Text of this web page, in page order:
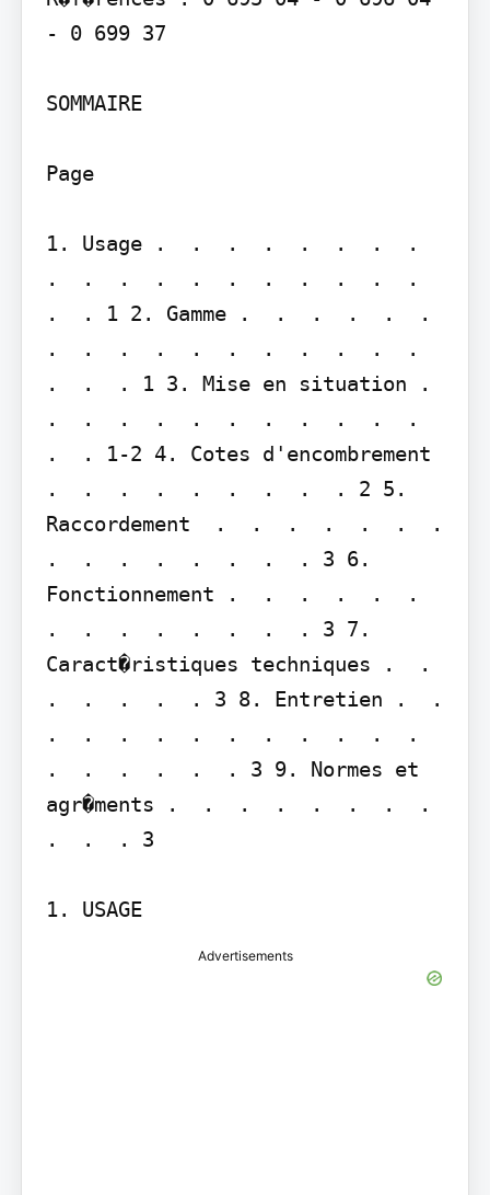
- 0 699 37
SOMMAIRE
Page
1. Usage .  .  .  .  .  .  .  .
.  .  .  .  .  .  .  .  .  .  .
.  . 1 2. Gamme .  .  .  .  .  .
.  .  .  .  .  .  .  .  .  .  .
.  .  . 1 3. Mise en situation .
.  .  .  .  .  .  .  .  .  .  .
.  . 1-2 4. Cotes d'encombrement
.  .  .  .  .  .  .  .  . 2 5.
Raccordement  .  .  .  .  .  .  .
.  .  .  .  .  .  .  . 3 6.
Fonctionnement .  .  .  .  .  .
.  .  .  .  .  .  .  . 3 7.
Caract�ristiques techniques .  .
.  .  .  .  . 3 8. Entretien .  .
.  .  .  .  .  .  .  .  .  .  .
.  .  .  .  .  . 3 9. Normes et
agr�ments .  .  .  .  .  .  .  .
.  .  . 3
1. USAGE
Advertisements